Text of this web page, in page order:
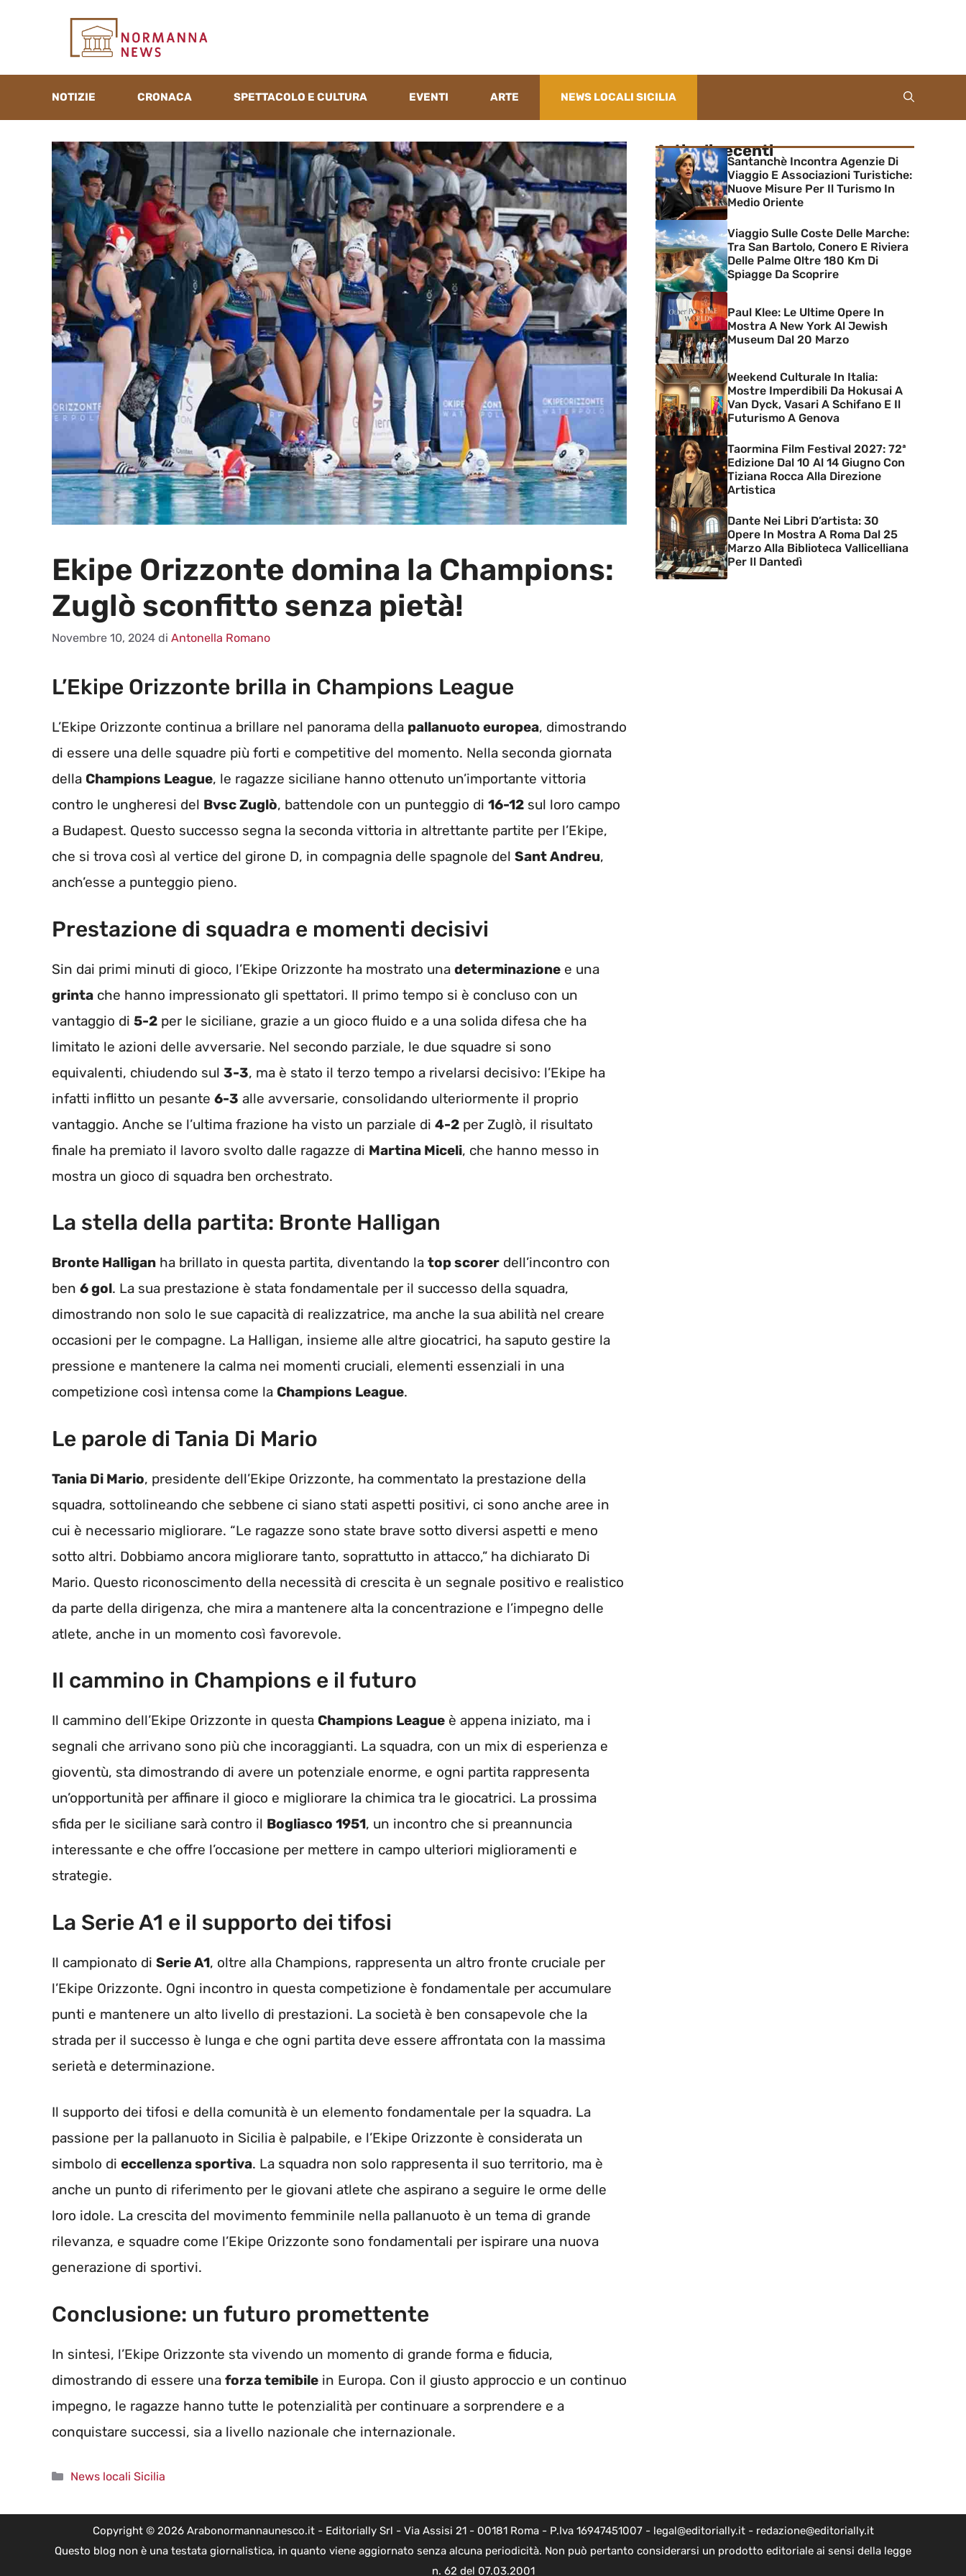
NOTIZIE CRONACA SPETTACOLO E CULTURA EVENTI ARTE NEWS LOCALI SICILIA
Ekipe Orizzonte domina la Champions:
Zuglò sconfitto senza pietà!
Novembre 10, 2024 di Antonella Romano
L’Ekipe Orizzonte brilla in Champions League
L’Ekipe Orizzonte continua a brillare nel panorama della pallanuoto europea, dimostrando
di essere una delle squadre più forti e competitive del momento. Nella seconda giornata
della Champions League, le ragazze siciliane hanno ottenuto un’importante vittoria
contro le ungheresi del Bvsc Zuglò, battendole con un punteggio di 16-12 sul loro campo
a Budapest. Questo successo segna la seconda vittoria in altrettante partite per l’Ekipe,
che si trova così al vertice del girone D, in compagnia delle spagnole del Sant Andreu,
anch’esse a punteggio pieno.
Prestazione di squadra e momenti decisivi
Sin dai primi minuti di gioco, l’Ekipe Orizzonte ha mostrato una determinazione e una
grinta che hanno impressionato gli spettatori. Il primo tempo si è concluso con un
vantaggio di 5-2 per le siciliane, grazie a un gioco fluido e a una solida difesa che ha
limitato le azioni delle avversarie. Nel secondo parziale, le due squadre si sono
equivalenti, chiudendo sul 3-3, ma è stato il terzo tempo a rivelarsi decisivo: l’Ekipe ha
infatti inflitto un pesante 6-3 alle avversarie, consolidando ulteriormente il proprio
vantaggio. Anche se l’ultima frazione ha visto un parziale di 4-2 per Zuglò, il risultato
finale ha premiato il lavoro svolto dalle ragazze di Martina Miceli, che hanno messo in
mostra un gioco di squadra ben orchestrato.
La stella della partita: Bronte Halligan
Bronte Halligan ha brillato in questa partita, diventando la top scorer dell’incontro con
ben 6 gol. La sua prestazione è stata fondamentale per il successo della squadra,
dimostrando non solo le sue capacità di realizzatrice, ma anche la sua abilità nel creare
occasioni per le compagne. La Halligan, insieme alle altre giocatrici, ha saputo gestire la
pressione e mantenere la calma nei momenti cruciali, elementi essenziali in una
competizione così intensa come la Champions League.
Le parole di Tania Di Mario
Tania Di Mario, presidente dell’Ekipe Orizzonte, ha commentato la prestazione della
squadra, sottolineando che sebbene ci siano stati aspetti positivi, ci sono anche aree in
cui è necessario migliorare. “Le ragazze sono state brave sotto diversi aspetti e meno
sotto altri. Dobbiamo ancora migliorare tanto, soprattutto in attacco,” ha dichiarato Di
Mario. Questo riconoscimento della necessità di crescita è un segnale positivo e realistico
da parte della dirigenza, che mira a mantenere alta la concentrazione e l’impegno delle
atlete, anche in un momento così favorevole.
Il cammino in Champions e il futuro
Il cammino dell’Ekipe Orizzonte in questa Champions League è appena iniziato, ma i
segnali che arrivano sono più che incoraggianti. La squadra, con un mix di esperienza e
gioventù, sta dimostrando di avere un potenziale enorme, e ogni partita rappresenta
un’opportunità per affinare il gioco e migliorare la chimica tra le giocatrici. La prossima
sfida per le siciliane sarà contro il Bogliasco 1951, un incontro che si preannuncia
interessante e che offre l’occasione per mettere in campo ulteriori miglioramenti e
strategie.
La Serie A1 e il supporto dei tifosi
Il campionato di Serie A1, oltre alla Champions, rappresenta un altro fronte cruciale per
l’Ekipe Orizzonte. Ogni incontro in questa competizione è fondamentale per accumulare
punti e mantenere un alto livello di prestazioni. La società è ben consapevole che la
strada per il successo è lunga e che ogni partita deve essere affrontata con la massima
serietà e determinazione.
Il supporto dei tifosi e della comunità è un elemento fondamentale per la squadra. La
passione per la pallanuoto in Sicilia è palpabile, e l’Ekipe Orizzonte è considerata un
simbolo di eccellenza sportiva. La squadra non solo rappresenta il suo territorio, ma è
anche un punto di riferimento per le giovani atlete che aspirano a seguire le orme delle
loro idole. La crescita del movimento femminile nella pallanuoto è un tema di grande
rilevanza, e squadre come l’Ekipe Orizzonte sono fondamentali per ispirare una nuova
generazione di sportivi.
Conclusione: un futuro promettente
In sintesi, l’Ekipe Orizzonte sta vivendo un momento di grande forma e fiducia,
dimostrando di essere una forza temibile in Europa. Con il giusto approccio e un continuo
impegno, le ragazze hanno tutte le potenzialità per continuare a sorprendere e a
conquistare successi, sia a livello nazionale che internazionale.
Categorie
News locali Sicilia
Articoli recenti
Santanchè Incontra Agenzie Di
Viaggio E Associazioni Turistiche:
Nuove Misure Per Il Turismo In
Medio Oriente
Viaggio Sulle Coste Delle Marche:
Tra San Bartolo, Conero E Riviera
Delle Palme Oltre 180 Km Di
Spiagge Da Scoprire
Paul Klee: Le Ultime Opere In
Mostra A New York Al Jewish
Museum Dal 20 Marzo
Weekend Culturale In Italia:
Mostre Imperdibili Da Hokusai A
Van Dyck, Vasari A Schifano E Il
Futurismo A Genova
Taormina Film Festival 2027: 72ª
Edizione Dal 10 Al 14 Giugno Con
Tiziana Rocca Alla Direzione
Artistica
Dante Nei Libri D’artista: 30
Opere In Mostra A Roma Dal 25
Marzo Alla Biblioteca Vallicelliana
Per Il Dantedì
Copyright © 2026 Arabonormannaunesco.it - Editorially Srl - Via Assisi 21 - 00181 Roma - P.Iva 16947451007 - legal@editorially.it - redazione@editorially.it
Questo blog non è una testata giornalistica, in quanto viene aggiornato senza alcuna periodicità. Non può pertanto considerarsi un prodotto editoriale ai sensi della legge
n. 62 del 07.03.2001